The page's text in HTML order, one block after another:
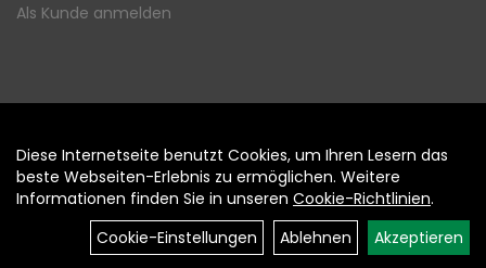
Als Kunde anmelden
Diese Internetseite benutzt Cookies, um Ihren Lesern das
beste Webseiten-Erlebnis zu ermöglichen. Weitere
Informationen finden Sie in unseren Cookie-Richtlinien.
Cookie-Einstellungen
Ablehnen Akzeptieren
Auftrag widerrufen